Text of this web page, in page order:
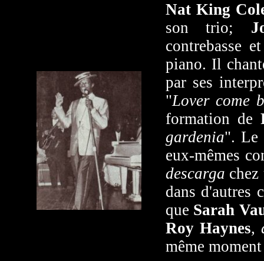
Nat King
son trio;
contrebasse
piano. Il
par ses
"Lover come
formation de
gardenia". Le
eux-mêmes
descarga
dans d'autres
que Sarah
Roy Haynes,
même